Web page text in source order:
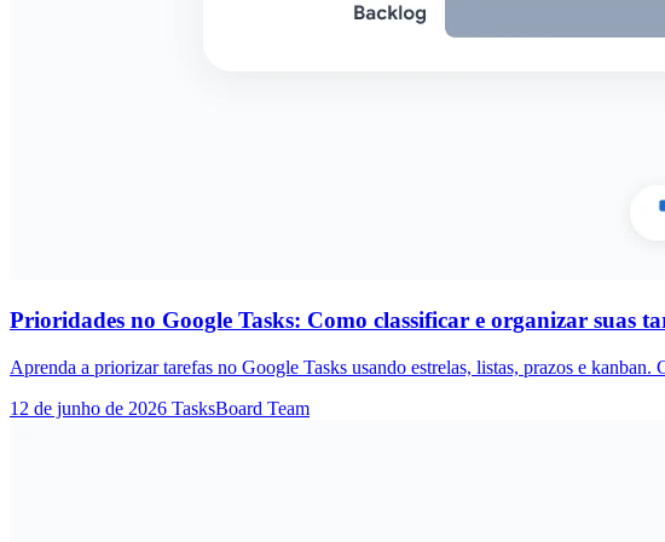
Prioridades no Google Tasks: Como classificar e organizar suas
Aprenda a priorizar tarefas no Google Tasks usando estrelas, listas, prazos e
12 de junho de 2026 TasksBoard Team